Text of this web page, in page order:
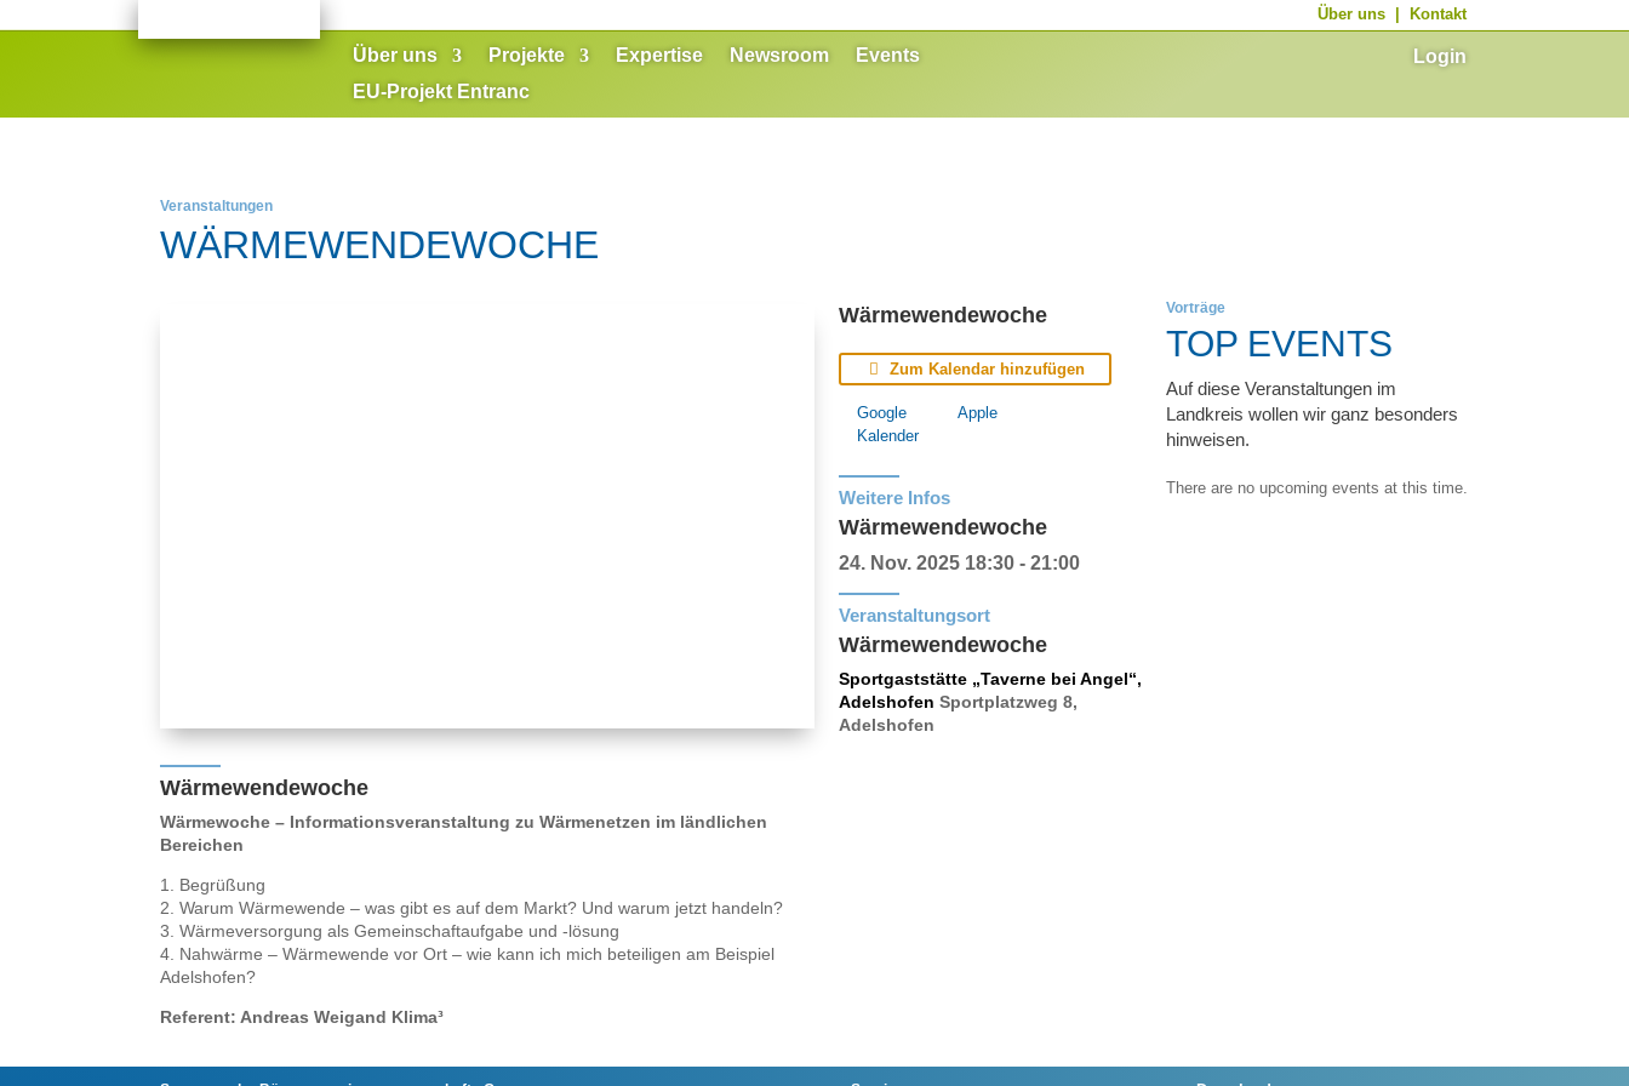
Über uns| Kontakt
Über uns Projekte Expertise Newsroom
Events
EU-Projekt Entranc
Login
Veranstaltungen
WÄRMEWENDEWOCHE
Wärmewendewoche
Wärmewoche – Informationsveranstaltung zu Wärmenetzen im ländlichen
Bereichen
1. Begrüßung
2. Warum Wärmewende – was gibt es auf dem Markt? Und warum jetzt handeln?
3. Wärmeversorgung als Gemeinschaftaufgabe und -lösung
4. Nahwärme – Wärmewende vor Ort – wie kann ich mich beteiligen am Beispiel
Adelshofen?
Referent: Andreas Weigand Klima³
Wärmewendewoche
Zum Kalendar hinzufügen
Google
Kalender
Apple
Weitere Infos
Wärmewendewoche
24. Nov. 2025 18:30 - 21:00
Veranstaltungsort
Wärmewendewoche
Sportgaststätte „Taverne bei Angel“,
Adelshofen Sportplatzweg 8,
Adelshofen
Vorträge
TOP EVENTS
Auf diese Veranstaltungen im
Landkreis wollen wir ganz besonders
hinweisen.
There are no upcoming events at this time.